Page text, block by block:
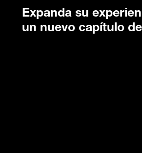
Expanda su
un nuevo capítulo